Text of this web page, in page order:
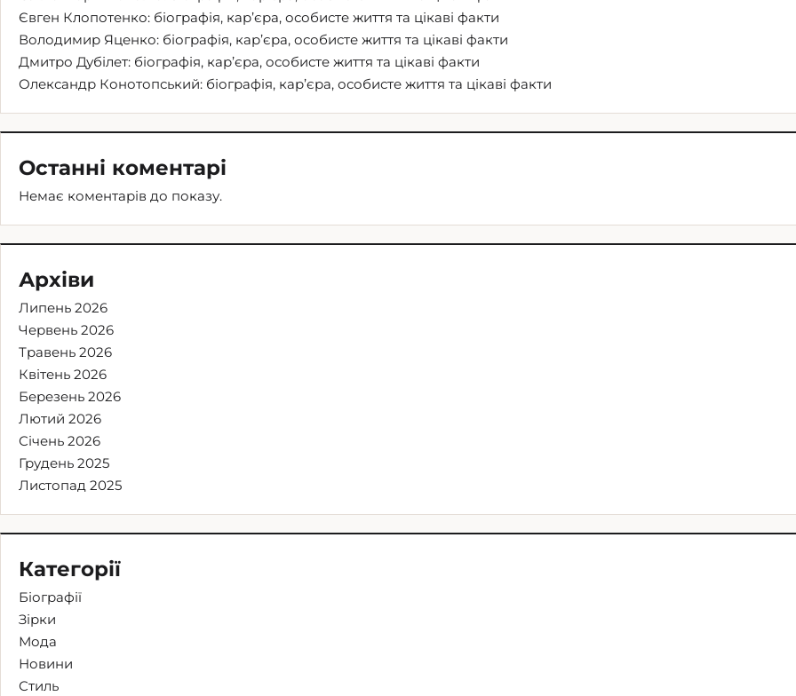
Євген Клопотенко: біографія, кар’єра, особисте життя та цікаві факти
Володимир Яценко: біографія, кар’єра, особисте життя та цікаві факти
Дмитро Дубілет: біографія, кар’єра, особисте життя та цікаві факти
Олександр Конотопський: біографія, кар’єра, особисте життя та цікаві факти
Останні коментарі
Немає коментарів до показу.
Архіви
Липень 2026
Червень 2026
Травень 2026
Квітень 2026
Березень 2026
Лютий 2026
Січень 2026
Грудень 2025
Листопад 2025
Категорії
Біографії
Зірки
Мода
Новини
Стиль